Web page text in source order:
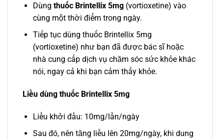
Dùng thuốc Brintellix 5mg(vortioxetine) vào
cùng một thời điểm trong ngày.
Tiếp tục dùng thuốc Brintellix 5mg
(vortioxetine) như bạn đã được bác sĩ hoặc
nhà cung cấp dịch vụ chăm sóc sức khỏe khác
nói, ngay cả khi bạn cảm thấy khỏe.
Liều dùng thuốc Brintellix 5mg
Liều khởi đầu: 10mg/lần/ngày
Sau đó, nên tăng liều lên 20mg/ngày, khi dung